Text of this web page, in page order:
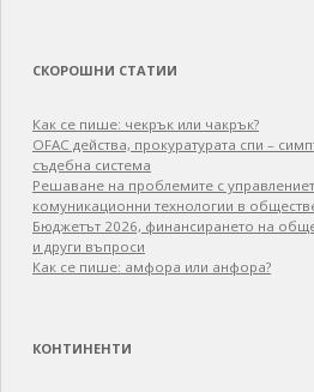
СКОРОШНИ СТАТИИ
Как се пише: чекрък или чакрък?
OFAC действа, прокуратурата спи –
съдебна система
Решаване на проблемите с
комуникационни технологии в
Бюджетът 2026, финансирането на
и други въпроси
Как се пише: амфора или анфора?
КОНТИНЕНТИ